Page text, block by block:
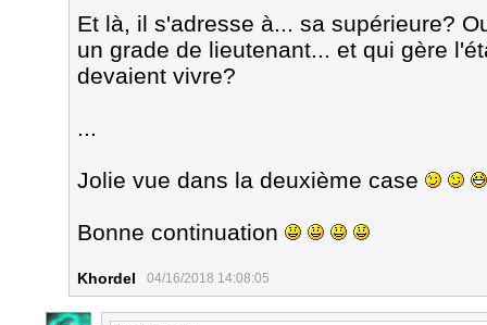
Et là, il s'adresse à... sa supérieure?
un grade de lieutenant... et qui gère
devaient vivre?
...
Jolie vue dans la deuxième case
Bonne continuation
Khordel 04/16/2018 14:08:05